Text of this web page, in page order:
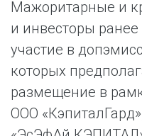
Мажоритарные и
и инвесторы
участие в
которых
размещение в
ООО